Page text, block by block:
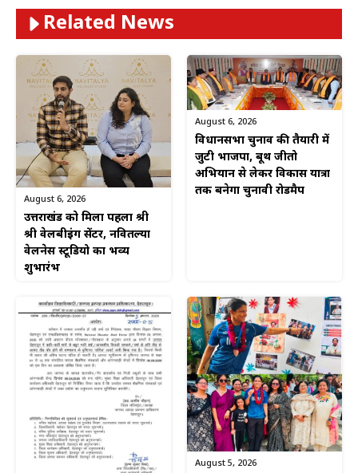
Related News
August 6, 2026
उत्तराखंड को मिला पहला श्री
श्री वेलबीइंग सेंटर, नवितल्या
वेलनेस स्टूडियो का भव्य
शुभारंभ
August 6, 2026
विधानसभा चुनाव की तैयारी में
जुटी भाजपा, बूथ जीतो
अभियान से लेकर विकास यात्रा
तक बनेगा चुनावी रोडमैप
August 5, 2026